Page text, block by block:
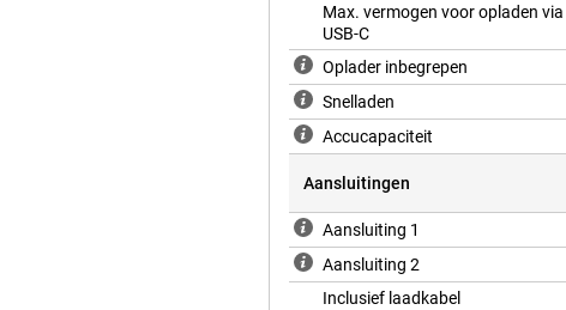
Max. vermogen voor opladen via
USB-C
Oplader inbegrepen
Snelladen
Accucapaciteit
Aansluitingen
Aansluiting 1
Aansluiting 2
Inclusief laadkabel